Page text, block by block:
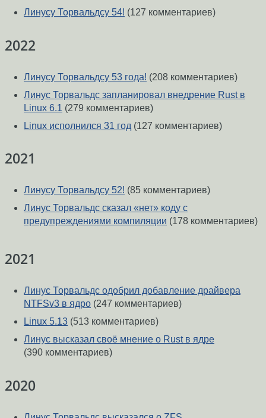
Линусу Торвальдсу 54! (127 комментариев)
2022
Линусу Торвальдсу 53 года! (208 комментариев)
Линус Торвальдс запланировал внедрение Rust в
Linux 6.1 (279 комментариев)
Linux исполнился 31 год (127 комментариев)
2021
Линусу Торвальдсу 52! (85 комментариев)
Линус Торвальдс сказал «нет» коду с
предупреждениями компиляции (178 комментариев)
2021
Линус Торвальдс одобрил добавление драйвера
NTFSv3 в ядро (247 комментариев)
Linux 5.13 (513 комментариев)
Линус высказал своё мнение о Rust в ядре
(390 комментариев)
2020